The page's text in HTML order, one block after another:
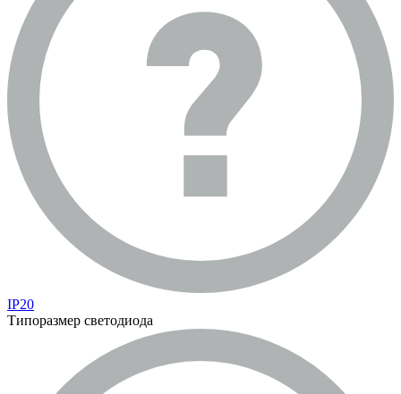
IP20
Типоразмер светодиода